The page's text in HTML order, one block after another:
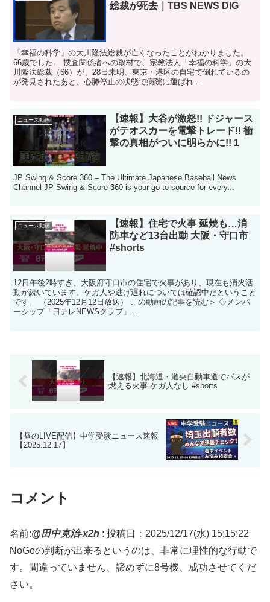
総裁が死去｜TBS NEWS DIG
「幸福の科学」の大川隆法総裁が亡くなったことがわかりました。
66歳でした。 捜査関係者への取材で、宗教法人「幸福の科学」の大
川隆法総裁（66）が、28日未明、東京・港区の自宅で倒れているの
が発見されたあと、心肺停止の状態で病院に運ばれ...
ニュース動画
【速報】大谷が激怒!! ドジャース
がテオスカーを電撃トレード!! 衝
撃の真相がついに明らかに!! 1
JP Swing & Score 360 – The Ultimate Japanese Baseball News
Channel JP Swing & Score 360 is your go-to source for every...
ニュース動画
【速報】住宅で火事 延焼も…消
防車など13台出動 大阪・守口市
#shorts
12日午後2時すぎ、大阪府守口市の住宅で火事があり、現在も消火活
動が続いています。ケガ人や逃げ遅れについては確認中だということ
です。 （2025年12月12日放送） この動画の記事を読む＞ ◇メンバ
ーシップ「日テレNEWSクラブ」...
【速報】北海道・道央自動車道でバスが
燃える火事 ケガ人なし #shorts
【昼のLIVE配信】中学受験ニュース速報
【2025.12.17】
コメント
名前:@田中克治-x2h : 投稿日：2025/12/17(水) 15:15:22
NoGoの判断が出来るというのは、非常に理性的な行動で
す。間違っていません、諦めずに8号機、成功させてくだ
さい。